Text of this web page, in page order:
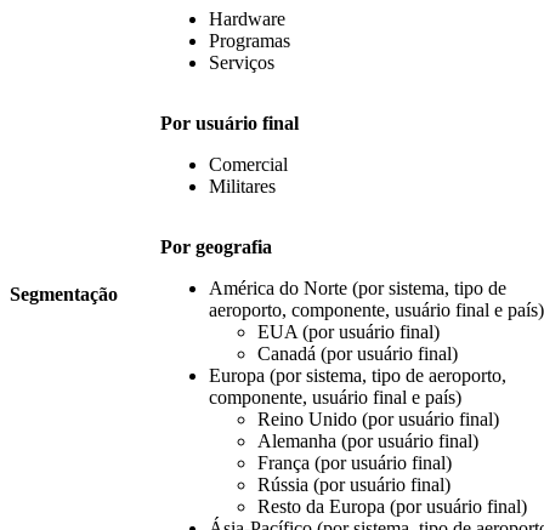
Segmentação
Hardware
Programas
Serviços
Por usuário final
Comercial
Militares
Por geografia
América do Norte (por sistema, tipo de
aeroporto, componente, usuário final e país)
EUA (por usuário final)
Canadá (por usuário final)
Europa (por sistema, tipo de aeroporto,
componente, usuário final e país)
Reino Unido (por usuário final)
Alemanha (por usuário final)
França (por usuário final)
Rússia (por usuário final)
Resto da Europa (por usuário final)